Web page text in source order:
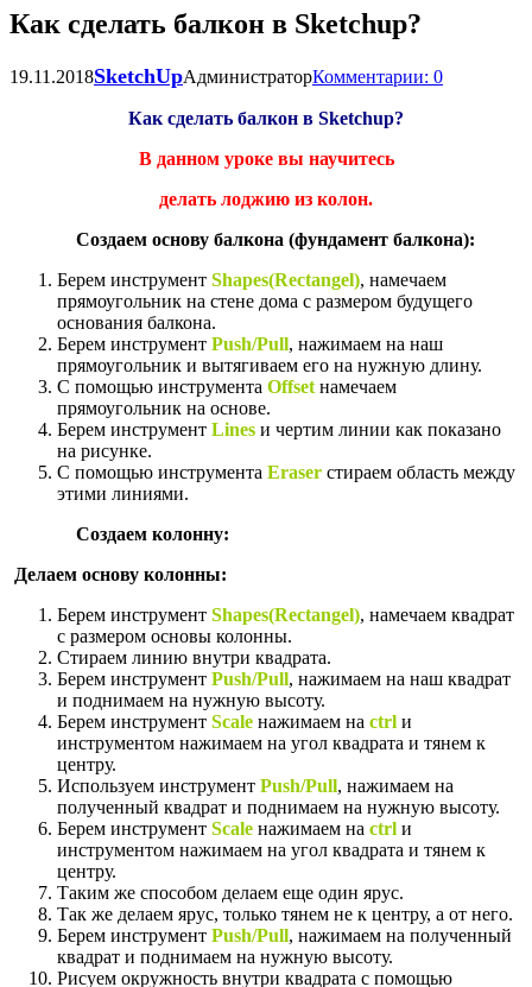
Как сделать балкон в Sketchup?
19.11.2018SketchUpАдминистраторКомментарии: 0
Как сделать балкон в Sketchup?
В данном уроке вы научитесь
делать лоджию из колон.
Создаем основу балкона (фундамент балкона):
Берем инструмент Shapes(Rectangel), намечаем
прямоугольник на стене дома с размером будущего
основания балкона.
Берем инструмент Push/Pull, нажимаем на наш
прямоугольник и вытягиваем его на нужную длину.
С помощью инструмента Offset намечаем
прямоугольник на основе.
Берем инструмент Lines и чертим линии как показано
на рисунке.
С помощью инструмента Eraser стираем область между
этими линиями.
Создаем колонну:
Делаем основу колонны:
Берем инструмент Shapes(Rectangel), намечаем квадрат
с размером основы колонны.
Стираем линию внутри квадрата.
Берем инструмент Push/Pull, нажимаем на наш квадрат
и поднимаем на нужную высоту.
Берем инструмент Scale нажимаем на ctrl и
инструментом нажимаем на угол квадрата и тянем к
центру.
Используем инструмент Push/Pull, нажимаем на
полученный квадрат и поднимаем на нужную высоту.
Берем инструмент Scale нажимаем на ctrl и
инструментом нажимаем на угол квадрата и тянем к
центру.
Таким же способом делаем еще один ярус.
Так же делаем ярус, только тянем не к центру, а от него.
Берем инструмент Push/Pull, нажимаем на полученный
квадрат и поднимаем на нужную высоту.
Рисуем окружность внутри квадрата с помощью